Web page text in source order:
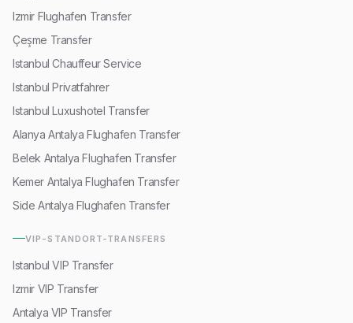
Izmir Flughafen Transfer
Çeşme Transfer
Istanbul Chauffeur Service
Istanbul Privatfahrer
Istanbul Luxushotel Transfer
Alanya Antalya Flughafen Transfer
Belek Antalya Flughafen Transfer
Kemer Antalya Flughafen Transfer
Side Antalya Flughafen Transfer
VIP-STANDORT-TRANSFERS
Istanbul VIP Transfer
Izmir VIP Transfer
Antalya VIP Transfer